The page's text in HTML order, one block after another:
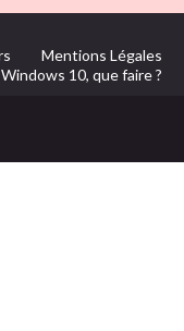
Mentions Légales
10, que faire ?